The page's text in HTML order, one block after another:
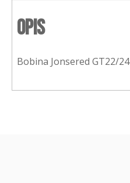
Opis
Bobina Jonsered GT22/24